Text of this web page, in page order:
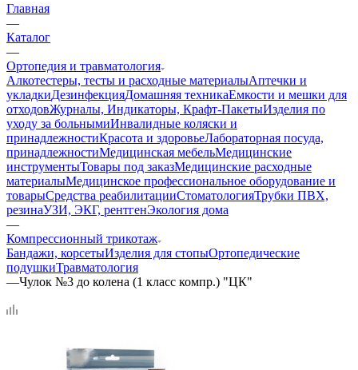
Главная
—
Каталог
—
Ортопедия и травматология
Алкотестеры, тесты и расходные материалыАптечки и
укладкиДезинфекцияДомашняя техникаЕмкости и мешки для
отходовЖурналы, Индикаторы, Крафт-ПакетыИзделия по
уходу за больнымиИнвалидные коляски и
принадлежностиКрасота и здоровьеЛабораторная посуда,
принадлежностиМедицинская мебельМедицинские
инструментыТовары под заказМедицинские расходные
материалыМедицинское профессиональное оборудование и
товарыСредства реабилитацииСтоматологияТрубки ПВХ,
резинаУЗИ, ЭКГ, рентгенЭкология дома
—
Компрессионный трикотаж
Бандажи, корсетыИзделия для стопыОртопедические
подушкиТравматология
—Чулок №3 до колена (1 класс компр.) "ЦК"